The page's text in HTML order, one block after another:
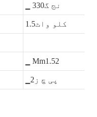
▁ نج گ330
کلو واٹ1.5
▁ Mm1.52
▁پی چ ز2